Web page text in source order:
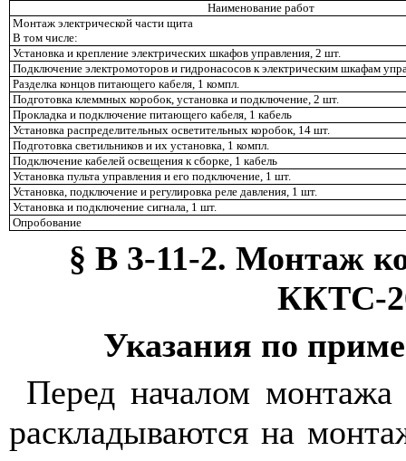
Наименование работ
Монтаж электрической части щита
В том числе:
Установка и крепление электрических шкафов управления, 2 шт.
Подключение электромоторов и гидронасосов к электрическим шкафам
Разделка концов питающего кабеля, 1 компл.
Подготовка клеммных коробок, установка и подключение, 2 шт.
Прокладка и подключение питающего кабеля, 1 кабель
Установка распределительных осветительных коробок, 14 шт.
Подготовка светильников и их установка, 1 компл.
Подключение кабелей освещения к сборке, 1 кабель
Установка пульта управления и его подключение, 1 шт.
Установка, подключение и регулировка реле давления, 1 шт.
Установка и подключение сигнала, 1 шт.
Опробование
§ В 3-11-2. Монтаж
ККТС-
Указания по
Перед началом
раскладываются на